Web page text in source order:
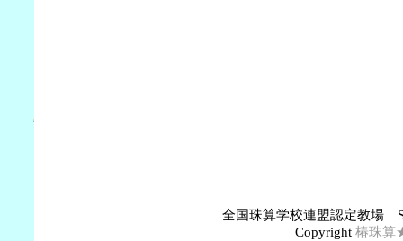
全国珠算学校連盟認定教場
Copyright 椿珠算